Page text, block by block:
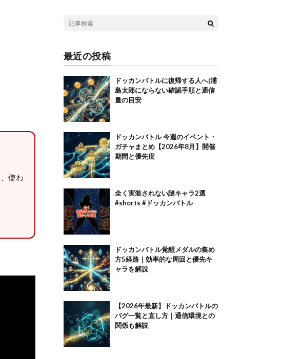
、使わ
最近の投稿
ドッカンバトルに復帰する人へ|浦
島太郎にならない確認手順と通信
量の目安
ドッカンバトル 今週のイベント・
ガチャまとめ【2026年8月】開催
期間と優先度
全く実装されない謎キャラ2選
#shorts #ドッカンバトル
ドッカンバトル覚醒メダルの集め
方5経路｜効率的な周回と優先キ
ャラを解説
【2026年最新】ドッカンバトルの
バグ一覧と直し方｜通信環境との
関係も解説